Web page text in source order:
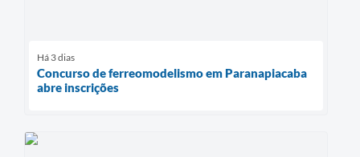
Há 3 dias
Concurso de ferreomodelismo em Paranapiacaba
abre inscrições